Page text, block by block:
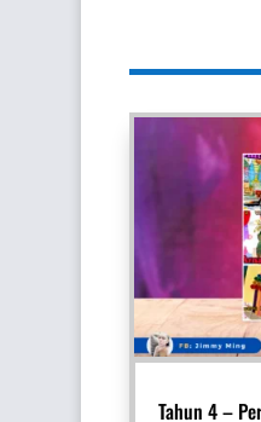
Tahun 4 –